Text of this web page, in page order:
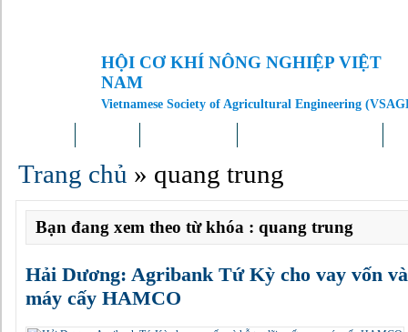
HỘI CƠ KHÍ NÔNG NGHIỆP VIỆT
NAM
Vietnamese Society of Agricultural Engineering
Trang chủ » quang trung
Bạn đang xem theo từ khóa : quang trung
Hải Dương: Agribank Tứ Kỳ cho vay vốn
máy cấy HAMCO